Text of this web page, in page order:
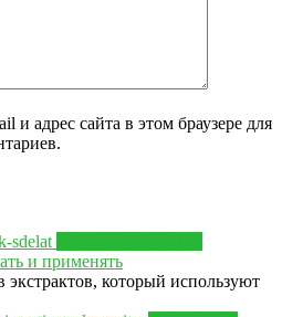
и адрес сайта в этом браузере для
и применять
который используют